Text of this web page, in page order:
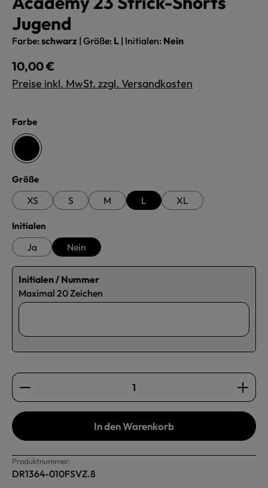
Jugend
Farbe: schwarz | Größe: L | Initialen: Nein
Regulärer Preis:
10,00 €
Preise inkl. MwSt. zzgl. Versandkosten
Farbeauswählen
schwarz
Größeauswählen
XS S M L XL
Initialen
Ja Nein
Initialen / Nummer
Maximal 20 Zeichen
Produkt Anzahl: Gib den gewünschten Wert ein
In den Warenkorb
Produktnummer:
DR1364-010FSVZ.8